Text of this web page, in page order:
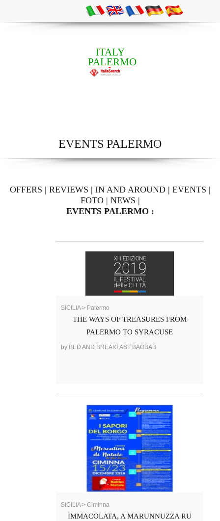
ITALY
PALERMO
EVENTS PALERMO
OFFERS | REVIEWS | IN AND AROUND| EVENTS |
FOTO| NEWS |
EVENTS PALERMO :
SICILIA > Palermo
THE WAYS OF TREASURES FROM
PALERMO TO SYRACUSE
by BED AND BREAKFAST BAOBAB
SICILIA > Ciminna
IMMACOLATA, A MARUNNUZZA RU